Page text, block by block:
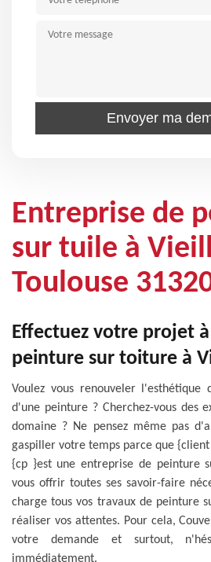
Entreprise de
sur tuile à
Toulouse
Effectuez votre projet
peinture sur toiture à
Voulez vous renouveler
d'une peinture ? Cherchez-vous des
domaine ? Ne pensez même pas
gaspiller votre temps parce que
{cp }est une entreprise de peinture
vous offrir toutes ses savoir-faire
charge tous vos travaux de peinture
réaliser vos attentes. Pour cela,
votre demande et surtout,
immédiatement.